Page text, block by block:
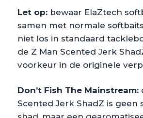
Let op: bewaar ElaZtech
samen met normale
niet los in standaard
de Z Man Scented Jerk
voorkeur in de originele
Don’t Fish The Mainstream:
Scented Jerk ShadZ is geen